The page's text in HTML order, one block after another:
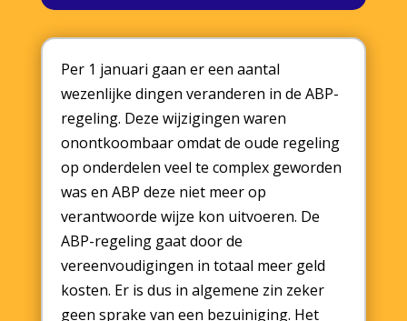
Per 1 januari gaan er een aantal
wezenlijke dingen veranderen in de ABP-
regeling. Deze wijzigingen waren
onontkoombaar omdat de oude regeling
op onderdelen veel te complex geworden
was en ABP deze niet meer op
verantwoorde wijze kon uitvoeren. De
ABP-regeling gaat door de
vereenvoudigingen in totaal meer geld
kosten. Er is dus in algemene zin zeker
geen sprake van een bezuiniging. Het